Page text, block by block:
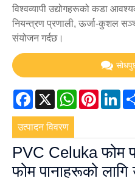
विश्वव्यापी उद्योगहरूको कडा
नियन्त्रण प्रणाली, ऊर्जा-कुशल
संयोजन गर्दछ।
Facebook
X WhatsApp
उत्पादन विवरण
PVC Celuka फोम
फोम पानाहरूको